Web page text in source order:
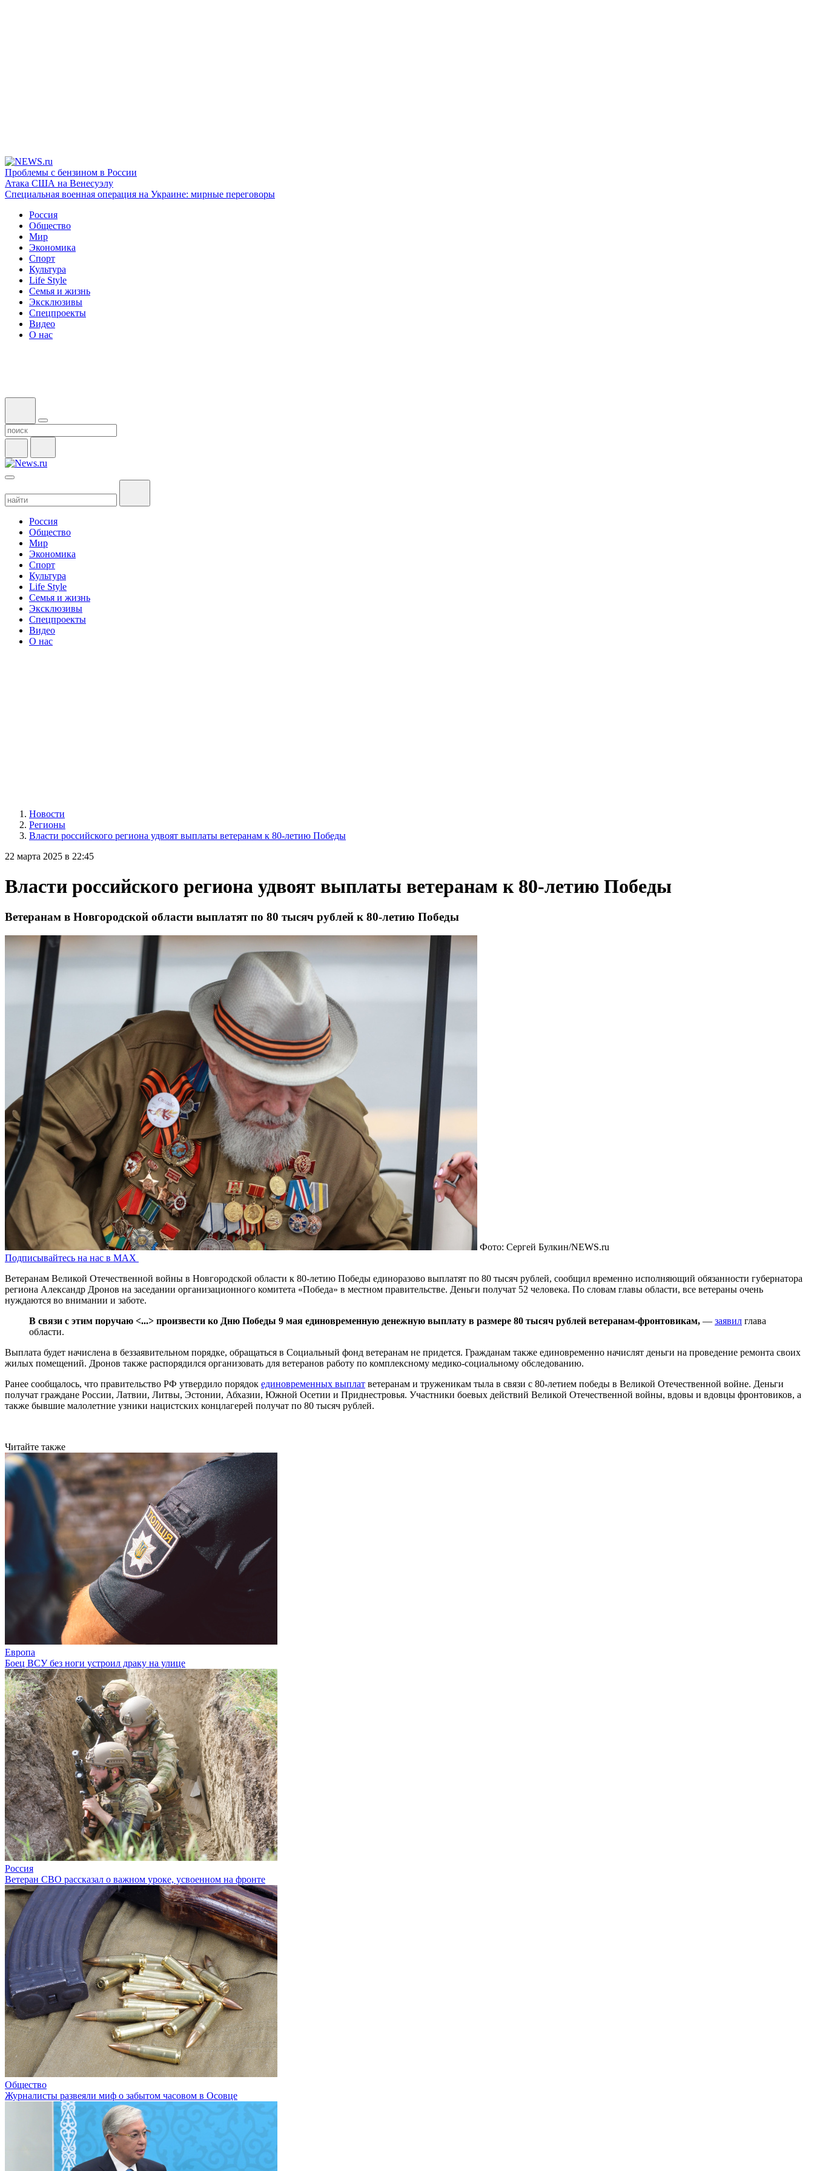
Проблемы с бензином в России
Атака США на Венесуэлу
Специальная военная операция на Украине: мирные переговоры
Россия
Общество
Мир
Экономика
Спорт
Культура
Life Style
Семья и жизнь
Эксклюзивы
Спецпроекты
Видео
О нас
Россия
Общество
Мир
Экономика
Спорт
Культура
Life Style
Семья и жизнь
Эксклюзивы
Спецпроекты
Видео
О нас
Новости
Регионы
Власти российского региона удвоят выплаты ветеранам к 80-летию Победы
22 марта 2025 в 22:45
Власти российского региона удвоят выплаты ветеранам к 80-летию Победы
Ветеранам в Новгородской области выплатят по 80 тысяч рублей к 80-летию Победы
Фото: Сергей Булкин/NEWS.ru
Подписывайтесь на нас в MAX
Ветеранам Великой Отечественной войны в Новгородской области к 80-летию Победы единоразово выплатят по 80 тысяч рублей, сообщил временно исполняющий обязанности губернатора
региона Александр Дронов на заседании организационного комитета «Победа» в местном правительстве. Деньги получат 52 человека. По словам главы области, все ветераны очень
нуждаются во внимании и заботе.
В связи с этим поручаю <...> произвести ко Дню Победы 9 мая единовременную денежную выплату в размере 80 тысяч рублей ветеранам-фронтовикам, — заявил глава
области.
Выплата будет начислена в беззаявительном порядке, обращаться в Социальный фонд ветеранам не придется. Гражданам также единовременно начислят деньги на проведение ремонта своих
жилых помещений. Дронов также распорядился организовать для ветеранов работу по комплексному медико-социальному обследованию.
Ранее сообщалось, что правительство РФ утвердило порядок единовременных выплат ветеранам и труженикам тыла в связи с 80-летием победы в Великой Отечественной войне. Деньги
получат граждане России, Латвии, Литвы, Эстонии, Абхазии, Южной Осетии и Приднестровья. Участники боевых действий Великой Отечественной войны, вдовы и вдовцы фронтовиков, а
также бывшие малолетние узники нацистских концлагерей получат по 80 тысяч рублей.
Читайте также
Европа
Боец ВСУ без ноги устроил драку на улице
Россия
Ветеран СВО рассказал о важном уроке, усвоенном на фронте
Общество
Журналисты развеяли миф о забытом часовом в Осовце